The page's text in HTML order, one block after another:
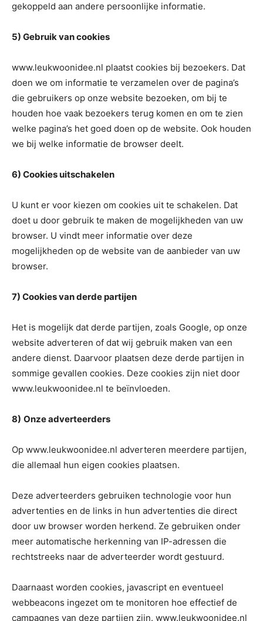
gekoppeld aan andere persoonlijke informatie.
5) Gebruik van cookies
www.leukwoonidee.nl plaatst cookies bij bezoekers. Dat
doen we om informatie te verzamelen over de pagina’s
die gebruikers op onze website bezoeken, om bij te
houden hoe vaak bezoekers terug komen en om te zien
welke pagina’s het goed doen op de website. Ook houden
we bij welke informatie de browser deelt.
6) Cookies uitschakelen
U kunt er voor kiezen om cookies uit te schakelen. Dat
doet u door gebruik te maken de mogelijkheden van uw
browser. U vindt meer informatie over deze
mogelijkheden op de website van de aanbieder van uw
browser.
7) Cookies van derde partijen
Het is mogelijk dat derde partijen, zoals Google, op onze
website adverteren of dat wij gebruik maken van een
andere dienst. Daarvoor plaatsen deze derde partijen in
sommige gevallen cookies. Deze cookies zijn niet door
www.leukwoonidee.nl te beïnvloeden.
8) Onze adverteerders
Op www.leukwoonidee.nl adverteren meerdere partijen,
die allemaal hun eigen cookies plaatsen.
Deze adverteerders gebruiken technologie voor hun
advertenties en de links in hun advertenties die direct
door uw browser worden herkend. Ze gebruiken onder
meer automatische herkenning van IP-adressen die
rechtstreeks naar de adverteerder wordt gestuurd.
Daarnaast worden cookies, javascript en eventueel
webbeacons ingezet om te monitoren hoe effectief de
campagnes van deze partijen zijn. www.leukwoonidee.nl